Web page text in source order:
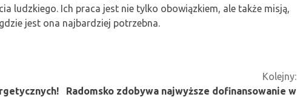
ludzkiego. Ich praca jest nie tylko obowiązkiem, ale także misją,
jest ona najbardziej potrzebna.
Kolejny:
Radomsko zdobywa najwyższe dofinansowanie w